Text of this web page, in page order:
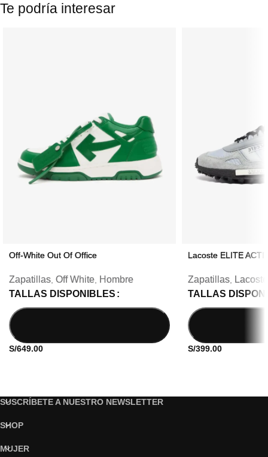
Te podría interesar
Off-White Out Of Office
Zapatillas Off White
Hombre
TALLAS DISPONIBLES
S/649.00
Lacoste ELITE
Zapatillas, Lacoste
TALLAS
S/399.00
SUSCRÍBETE A NUESTRO NEWSLETTER
SHOP
MUJER